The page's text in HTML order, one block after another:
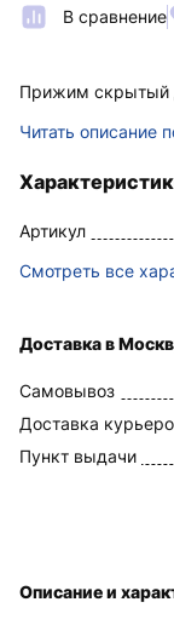
В сравнение
Прижим скрытый
Читать описание
Артикул
Смотреть все
Доставка в
Самовывоз
Доставка
Пункт выдачи
Описание и